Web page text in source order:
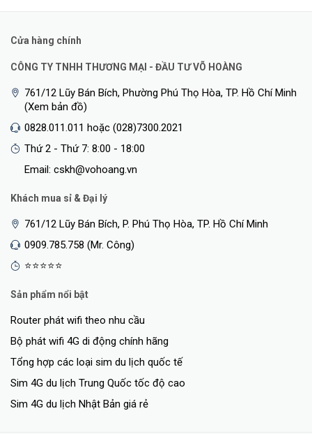
Current
Maximum power rating
Idle power
PoE power 195 W Class 4 PoE
Safety
EN/IEC 62368-1, 2nd. & 3rd.
Ed.
Cửa hàng chính
CÔNG TY TNHH THƯƠNG MẠI - ĐẦU TƯ VÕ HOÀNG
761/12 Lũy Bán Bích, Phường Phú Thọ Hòa, TP. Hồ Chí Minh
(Xem bản đồ)
0828.011.011 hoặc (028)7300.2021
Thứ 2 - Thứ 7: 8:00 - 18:00
Email: cskh@vohoang.vn
Khách mua sỉ & Đại lý
761/12 Lũy Bán Bích, P. Phú Thọ Hòa, TP. Hồ Chí Minh
0909.785.758 (Mr. Công)
⭐⭐⭐⭐⭐
Sản phẩm nổi bật
Router phát wifi theo nhu cầu
Bộ phát wifi 4G di động chính hãng
Tổng hợp các loại sim du lịch quốc tế
Sim 4G du lịch Trung Quốc tốc độ cao
Sim 4G du lịch Nhật Bản giá rẻ